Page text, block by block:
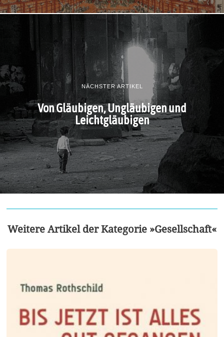
NÄCHSTER ARTIKEL
Von Gläubigen, Ungläubigen und
Leichtgläubigen
Weitere Artikel der Kategorie »Gesellschaft«